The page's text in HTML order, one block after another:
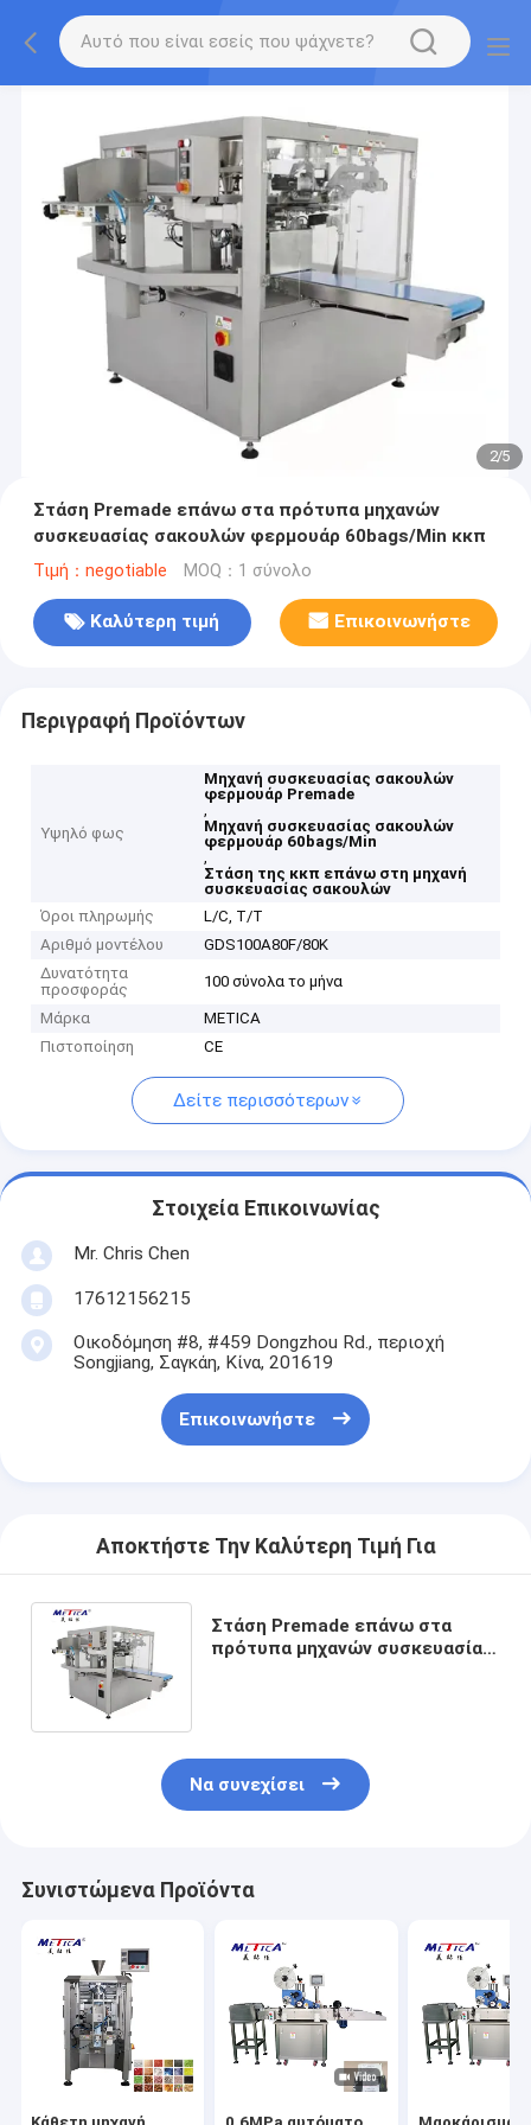
2/5
Στάση Premade επάνω στα πρότυπα μηχανών
συσκευασίας σακουλών φερμουάρ 60bags/Min κκπ
Τιμή：negotiable MOQ：1 σύνολο
Καλύτερη τιμή Επικοινωνήστε
Περιγραφή Προϊόντων
Υψηλό φως
Μηχανή συσκευασίας σακουλών
φερμουάρ Premade
,
Μηχανή συσκευασίας σακουλών
φερμουάρ 60bags/Min
,
Στάση της κκπ επάνω στη μηχανή
συσκευασίας σακουλών
Όροι πληρωμής
L/C, T/T
Αριθμό μοντέλου
GDS100A80F/80K
Δυνατότητα
προσφοράς
100 σύνολα το μήνα
Μάρκα
METICA
Πιστοποίηση
CE
Δείτε περισσότερων
Στοιχεία Επικοινωνίας
Mr. Chris Chen
17612156215
Οικοδόμηση #8, #459 Dongzhou Rd., περιοχή
Songjiang, Σαγκάη, Κίνα, 201619
Επικοινωνήστε
Αποκτήστε Την Καλύτερη Τιμή Για
Στάση Premade επάνω στα
πρότυπα μηχανών συσκευασίας
Να συνεχίσει
Συνιστώμενα Προϊόντα